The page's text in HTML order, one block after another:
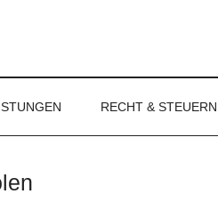
RECHT & STEUERN